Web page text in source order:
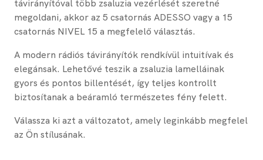
távirányítóval több zsaluzia vezérlését szeretné
megoldani, akkor az 5 csatornás ADESSO vagy a 15
csatornás NIVEL 15 a megfelelő választás.
A modern rádiós távirányítók rendkívül intuitívak és
elegánsak. Lehetővé teszik a zsaluzia lamelláinak
gyors és pontos billentését, így teljes kontrollt
biztosítanak a beáramló természetes fény felett.
Válassza ki azt a változatot, amely leginkább megfelel
az Ön stílusának.